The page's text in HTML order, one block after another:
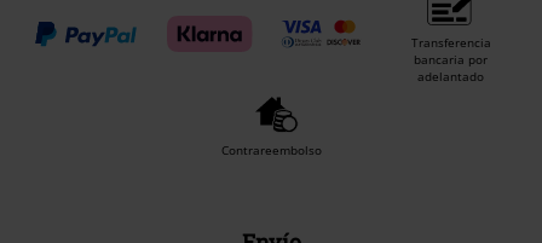
Transferencia
bancaria por
adelantado
Contrareembolso